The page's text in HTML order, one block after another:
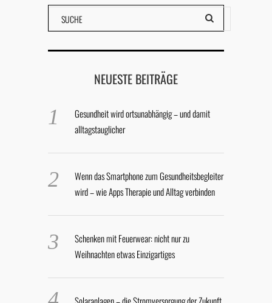
NEUESTE BEITRÄGE
Gesundheit wird ortsunabhängig – und damit
alltagstauglicher
Wenn das Smartphone zum Gesundheitsbegleiter
wird – wie Apps Therapie und Alltag verbinden
Schenken mit Feuerwear: nicht nur zu
Weihnachten etwas Einzigartiges